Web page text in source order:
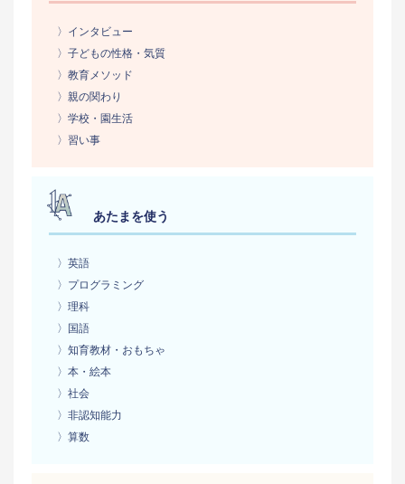
〉インタビュー
〉子どもの性格・気質
〉教育メソッド
〉親の関わり
〉学校・園生活
〉習い事
あたまを使う
〉英語
〉プログラミング
〉理科
〉国語
〉知育教材・おもちゃ
〉本・絵本
〉社会
〉非認知能力
〉算数